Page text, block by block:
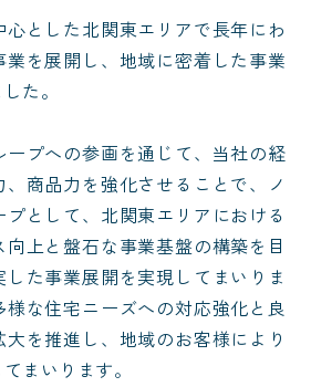
とした北関東エリアで長年にわ
を展開し、地域に密着した事業
た。
プへの参画を通じて、当社の経
商品力を強化させることで、ノ
として、北関東エリアにおける
上と盤石な事業基盤の構築を目
た事業展開を実現してまいりま
な住宅ニーズへの対応強化と良
を推進し、地域のお客様により
まいります。